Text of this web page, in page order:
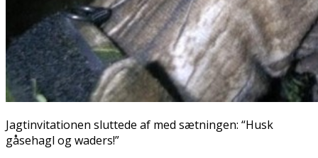
Jagtinvitationen sluttede af med sætningen: “Husk
gåsehagl og waders!”